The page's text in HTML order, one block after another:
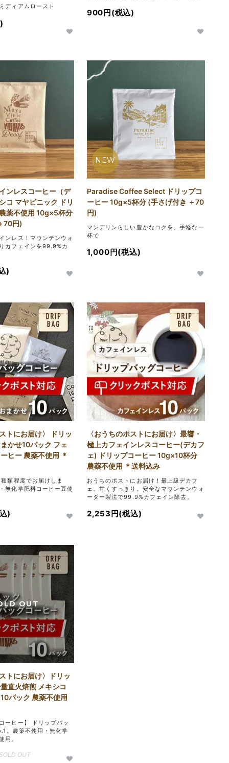
ディアムロースト
900円(税込)
ンレスコーヒー（デ
コ マヤビニック ドリ
薬不使用 10g×5杯分
70円)
ンレス！マウンテンウォ
カフェインを99.9%カ
)
NEW
Paradise Coffee Select ドリップコ
ーヒー 10g×5杯分 (手さげ付き ＋70
円)
マンデリンらしい豊かなコクを、手軽な一
杯で
1,000円(税込)
トにお届け〉 ドリッ
かせ10パック フェ
ヒー 農薬不使用 ＊
類程度でお届けしま
無化学肥料コーヒー豆使
)
〈おうちのポストにお届け〉最響・
極上カフェインレスコーヒー(デカフ
ェ) ドリップコーヒー 10g×10杯分
農薬不使用 ＊送料込み
おうちのポストにお届け！最上級デカフ
ェ。甘くすっきり。安全なマウンテンウォ
ーター製法で99.9%カフェイン除去。
2,253円(税込)
トにお届け〉ドリッ
直火焙煎 メキシコ
パック 農薬不使用
ーヒー】 ドリップバッ
。農薬不使用・無化学
用。
OUT